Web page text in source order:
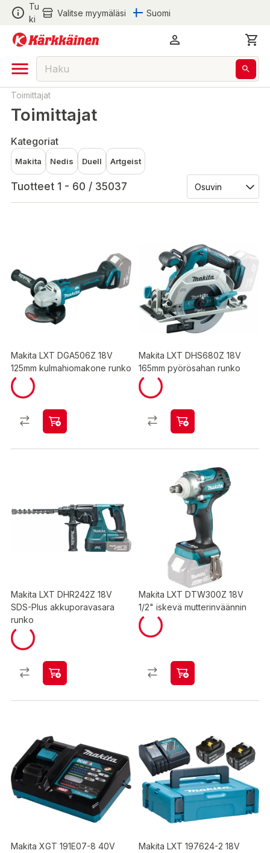
Tu
ki
Valitse myymäläsi Suomi
Toimittajat
Toimittajat
Kategoriat
Makita Nedis Duell Artgeist
Tuotteet 1 - 60 / 35037
Makita LXT DGA506Z 18V
125mm kulmahiomakone runko
Makita LXT DHS680Z 18V
165mm pyörösahan runko
Makita LXT DHR242Z 18V
SDS-Plus akkuporavasara
runko
Makita LXT DTW300Z 18V
1/2" iskevä mutterinväännin
Makita XGT 191E07-8 40V
Makita LXT 197624-2 18V